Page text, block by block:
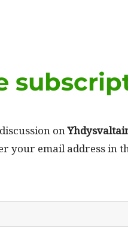
on
your email address in